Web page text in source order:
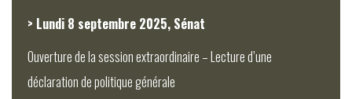
> Lundi 8 septembre 2025, Sénat
Ouverture de la session extraordinaire – Lecture d’une
déclaration de politique générale